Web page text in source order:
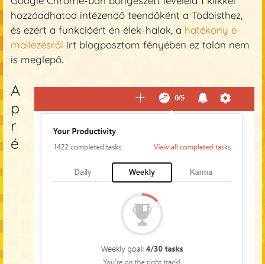
hozzáadhatod intézendő teendőként a Todoisthez,
és ezért a funkcióért én élek-halok, a hatékony e-
mailezésről írt blogposztom fényében ez talán nem
is meglepő.
A
p
r
é